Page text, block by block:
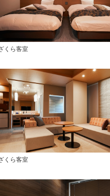
くら客室
くら客室